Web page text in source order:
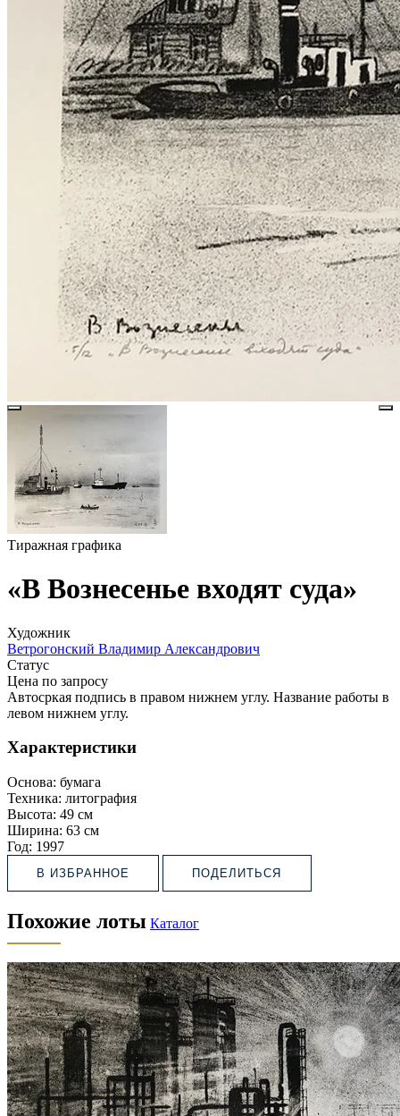
Тиражная графика
«В Вознесенье входят суда»
Художник
Ветрогонский Владимир Александрович
Статус
Цена по запросу
Автосркая подпись в правом нижнем углу. Название работы в
левом нижнем углу.
Характеристики
Основа: бумага
Техника: литография
Высота: 49 см
Ширина: 63 см
Год: 1997
В ИЗБРАННОЕ ПОДЕЛИТЬСЯ
Похожие лоты Каталог